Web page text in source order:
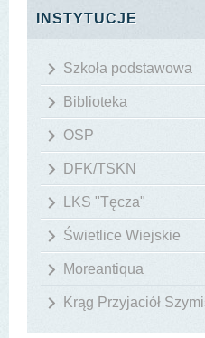
INSTYTUCJE
Szkoła podstawowa
Biblioteka
OSP
DFK/TSKN
LKS "Tęcza"
Świetlice Wiejskie
Moreantiqua
Krąg Przyjaciół